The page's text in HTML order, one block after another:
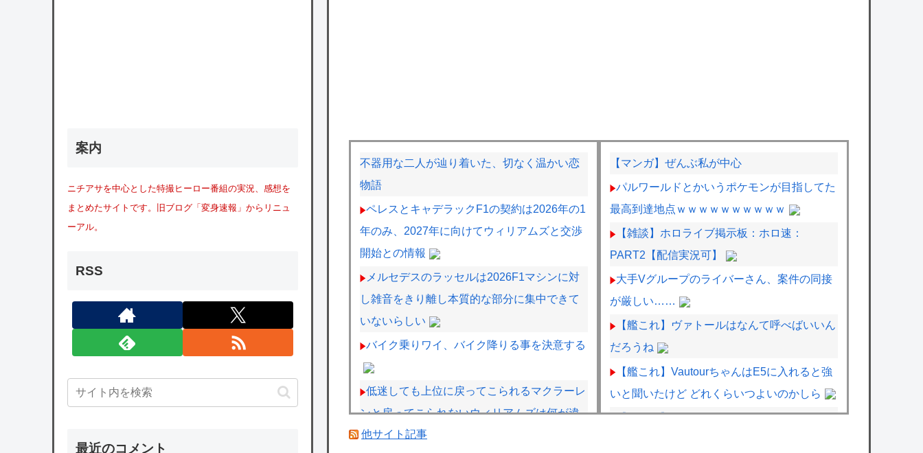
不器用な二人が辿り着いた、切なく温かい恋
物語
ペレスとキャデラックF1の契約は2026年の1
年のみ、2027年に向けてウィリアムズと交渉
開始との情報
メルセデスのラッセルは2026F1マシンに対
し雑音をきり離し本質的な部分に集中できて
いないらしい
バイク乗りワイ、バイク降りる事を決意する
低迷しても上位に戻ってこられるマクラーレ
ンと戻ってこられないウィリアムズは何が違
うの
【マンガ】ぜんぶ私が中心
パルワールドとかいうポケモンが目指してた
最高到達地点ｗｗｗｗｗｗｗｗｗｗ
【雑談】ホロライブ掲示板：ホロ速：
PART2【配信実況可】
大手Vグループのライバーさん、案件の同接
が厳しい……
【艦これ】ヴァトールはなんて呼べばいいん
だろうね
【艦これ】VautourちゃんはE5に入れると強
いと聞いたけど どれくらいつよいのかしら
【艦これ】けーかいじん 他
他サイト記事
案内
ニチアサを中心とした特撮ヒーロー番組の実況、感想を
まとめたサイトです。旧ブログ「変身速報」からリニュ
ーアル。
RSS
最近のコメント